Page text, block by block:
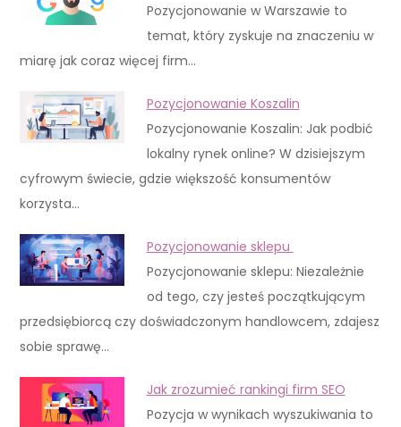
Pozycjonowanie w Warszawie to
temat, który zyskuje na znaczeniu w
miarę jak coraz więcej firm…
Pozycjonowanie Koszalin
Pozycjonowanie Koszalin: Jak podbić
lokalny rynek online? W dzisiejszym
cyfrowym świecie, gdzie większość konsumentów
korzysta…
Pozycjonowanie sklepu
Pozycjonowanie sklepu: Niezależnie
od tego, czy jesteś początkującym
przedsiębiorcą czy doświadczonym handlowcem, zdajesz
sobie sprawę…
Jak zrozumieć rankingi firm SEO
Pozycja w wynikach wyszukiwania to